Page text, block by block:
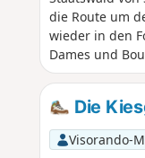
die Route um
wieder in den
Dames und
Die
Visorando-